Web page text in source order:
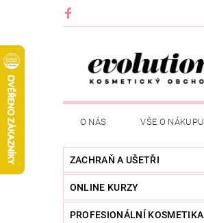
O NÁS VŠE O NÁKUPU
ZACHRAŇ A UŠETŘI
ONLINE KURZY
PROFESIONÁLNÍ KOSMETIKA